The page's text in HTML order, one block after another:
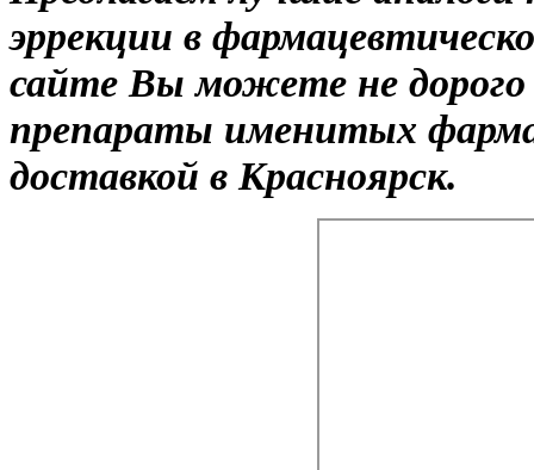
эррекции в
сайте Вы можете не
препараты именитых
доставкой в Красноярск.